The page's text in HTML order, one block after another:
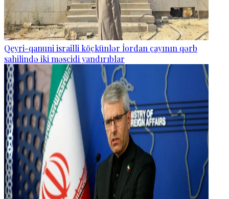
Qeyri-qanuni israilli köçkünlər İordan çayının qərb
sahilində iki məscidi yandırıblar